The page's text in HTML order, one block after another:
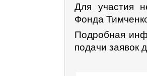
Для участия
Фонда
Подробная
подачи заявок